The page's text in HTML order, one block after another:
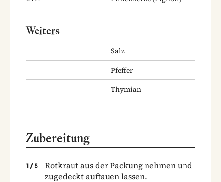
Weiters
Salz
Pfeffer
Thymian
Zubereitung
1 / 5
Rotkraut aus der Packung nehmen und
zugedeckt auftauen lassen.